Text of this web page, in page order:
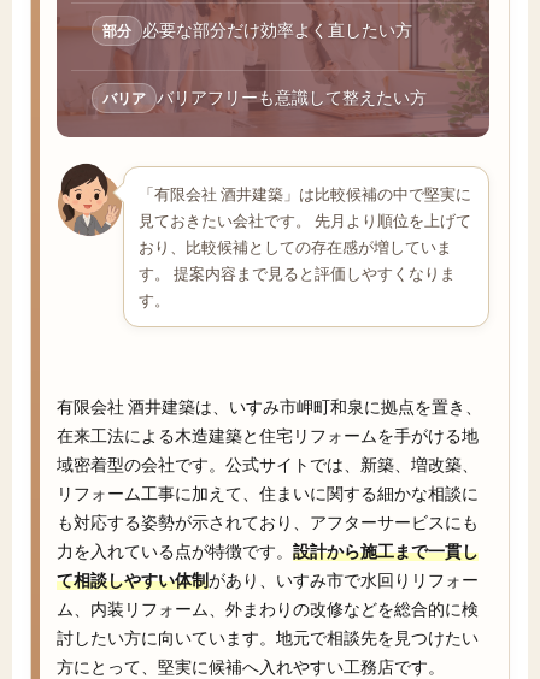
部分 必要な部分だけ効率よく直したい方
バリア バリアフリーも意識して整えたい方
「有限会社 酒井建築」は比較候補の中で堅実に
見ておきたい会社です。 先月より順位を上げて
おり、比較候補としての存在感が増していま
す。 提案内容まで見ると評価しやすくなりま
す。
有限会社 酒井建築は、いすみ市岬町和泉に拠点を置き、
在来工法による木造建築と住宅リフォームを手がける地
域密着型の会社です。公式サイトでは、新築、増改築、
リフォーム工事に加えて、住まいに関する細かな相談に
も対応する姿勢が示されており、アフターサービスにも
力を入れている点が特徴です。 設計から施工まで一貫し
て相談しやすい体制があり、いすみ市で水回りリフォー
ム、内装リフォーム、外まわりの改修などを総合的に検
討したい方に向いています。地元で相談先を見つけたい
方にとって、堅実に候補へ入れやすい工務店です。